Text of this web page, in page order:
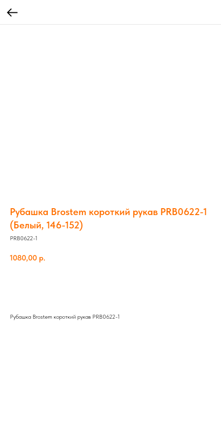
Рубашка Brostem короткий рукав PRB0622-1
(Белый, 146-152)
PRB0622-1
1080,00 р.
Рубашка Brostem короткий рукав PRB0622-1